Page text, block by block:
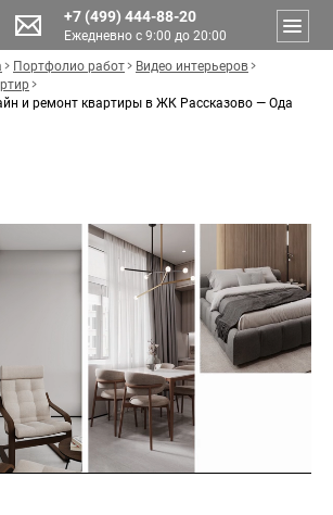
+7 (499) 444-88-20
Ежедневно с 9:00 до 20:00
Портфолио работ
Видео интерьеров
и ремонт квартиры в ЖК Рассказово — Ода